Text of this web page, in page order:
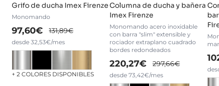
Grifo de ducha Imex Firenze
Monomando
97,60€ 131,89€
desde 32,53€/mes
+ 2 COLORES DISPONIBLES
Columna de ducha y bañera
Imex Firenze
Monomando acero inoxidable
con barra "slim" extensible y
rociador extraplano cuadrado
bordes redondeados
220,27€ 297,66€
desde 73,42€/mes